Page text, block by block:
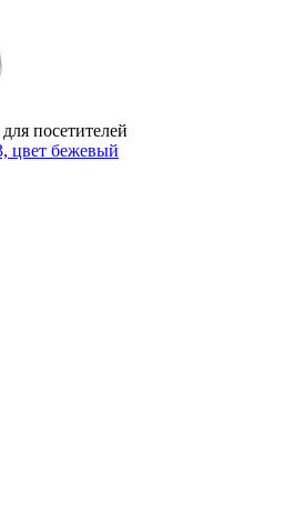
посетителей
цвет бежевый